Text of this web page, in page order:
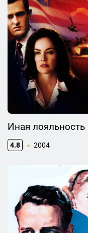
Иная лояльность
4.8 2004